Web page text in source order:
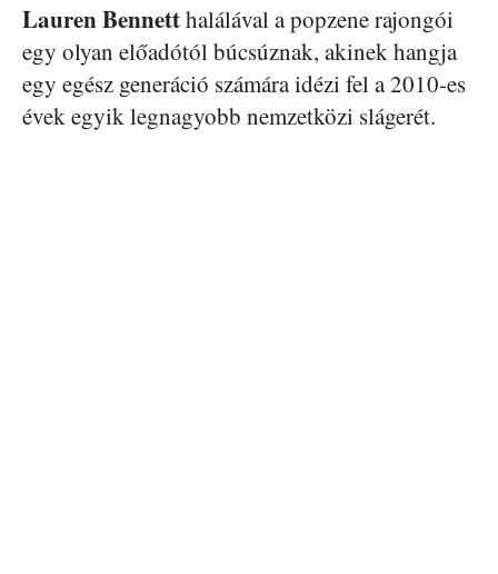
Lauren Bennetthalálával a popzene rajongói
egy olyan előadótól búcsúznak, akinek hangja
egy egész generáció számára idézi fel a 2010-es
évek egyik legnagyobb nemzetközi slágerét.